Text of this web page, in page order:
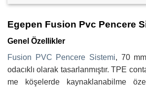
Egepen Fusion Pvc Pencere
Genel Özellikler
Fusion PVC Pencere Sistemi, 70
odacıklı olarak tasarlanmıştır. TPE
me köşelerde kaynaklanabilme